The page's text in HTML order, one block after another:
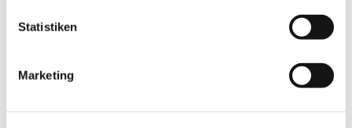
Statistiken
Marketing